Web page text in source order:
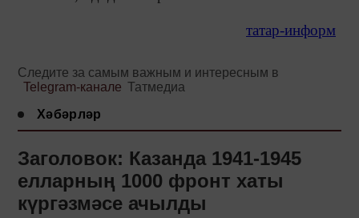
татар-информ
Следите за самым важным и интересным в
Telegram-канале Татмедиа
Хәбәрләр
Заголовок: Казанда 1941-1945
елларның 1000 фронт хаты
күргәзмәсе ачылды